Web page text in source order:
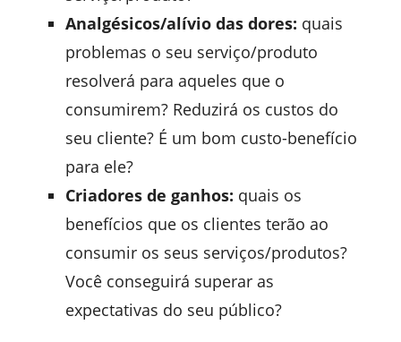
Analgésicos/alívio das dores: quais
problemas o seu serviço/produto
resolverá para aqueles que o
consumirem? Reduzirá os custos do
seu cliente? É um bom custo-benefício
para ele?
Criadores de ganhos: quais os
benefícios que os clientes terão ao
consumir os seus serviços/produtos?
Você conseguirá superar as
expectativas do seu público?